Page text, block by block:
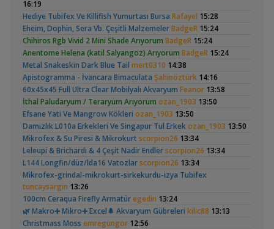
Japon Balığım Yüzeyde Hava Almaya Çalışıyor
18:01
Yeni Üye Forumu
Karides Akvaryumu: Karideslerim Ölüyorugurbaran
Yeni Üye Forumu
Beta Balığında İdeal Damızlık Yaşı Kaç Aydır?
Yeni Üye Forumu
Filtre ÖnerisiSemihDinçer,17:17
Yeni Üye Forumu
Tek Co2 Tüpü Aynı Anda 2 Akvaryumda Kullanılır Mı?
GETS34,10:03
Işık CO2 ve Ekipmanlar
Klorlu Suya Girmiş Pipo Filtre hoppala,02:22
Filtreleme Seçenekleri
Akvaryum Daki Beyaz İnce SolucanlarAhmet53,
Yeni Üye Forumu
Aquasphere Tr Youtube KanalıIgorVladimir
Akvaryum Dünyasından Haberler
Vahşi Beta Ve Labirentli Hobicileri, Birleşin!
Betta Antuta
Ramshorn Hakkında
Her Şey
Elma Salyangozu
Güncel
30x20x20 Ramshorn
Akvaryumu
Leonardit Zeminli
Akvaryum Kurulumu
37 Litrelik Siyah
16:19
Hediye Tubifex Ve Killifish Yumurtası Bursa Rafayel 15:28
Eheim, Dophin, Sera Vb. Çeşitli MalzemelerBadgeR 15:24
Chihiros Rgb Vivid 2 Mini Shade Arıyorum BadgeR 15:24
Anentome Helena (katil Salyangoz) Arıyorum BadgeR 15:24
Metal Snakeskin Dark Blue Tail mert0310 14:38
Apistogramma - İvancara Bimaculata Şahinöztürk 14:16
60x45x45 Full Ultra Clear Mobilyalı Akvaryum Feanor 13:58
İthal Paludaryum / Teraryum Arıyorum ozan_1903 13:50
Efsane Yati Ve Mangrow Kökleri ozan_1903 13:50
Damızlık L010a Erkekleri Ve Singapur Tül Erkekozan_1903 13:50
Mikrofex & Su Piresi & Mikrokurt scorpion26 13:34
Leleupi & Brichardi & 4 Çeşit Nadir Endlerscorpion26 13:34
L144 Longfin/düz/lda16 Vatozlarscorpion26 13:34
Mikrofex-grindal-mikrokurt-sirkekurdu-izya Tubifex
tuncaysargin 13:26
100cm Ceraqua Firefly Armatüregedin 13:24
🌿 Makro➕️ Mikro➕ Excel🌲 Akvaryum Gübreleri kilic88 13:13
Christmass Moss emregungor 12:56